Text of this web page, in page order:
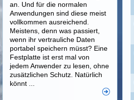
an. Und für die normalen
Anwendungen sind diese meist
vollkommen ausreichend.
Meistens, denn was passiert,
wenn ihr vertrauliche Daten
portabel speichern müsst? Eine
Festplatte ist erst mal von
jedem Anwender zu lesen, ohne
zusätzlichen Schutz. Natürlich
könnt ...